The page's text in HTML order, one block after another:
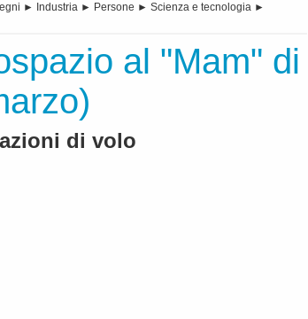
► Industria ► Persone ► Scienza e tecnologia ►
al "Mam" di
di volo